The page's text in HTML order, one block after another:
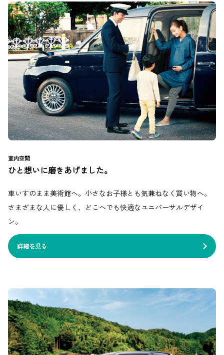
室内空間
ひと想いに磨きあげました。
車いすのまま美術館へ。小さなお子様とも気兼ねなく買い物へ。
さまざまな人に優しく、どこへでも快適なユニバーサルデザイ
ン。
詳細を見る